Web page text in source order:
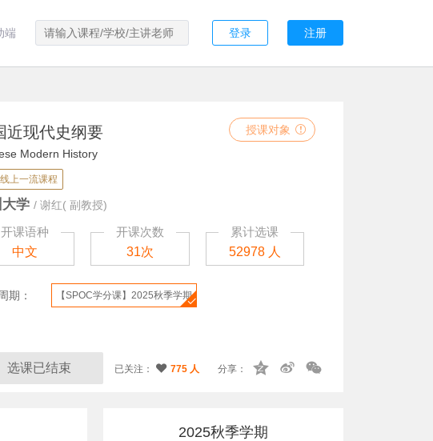
端 登录 注册
授课对象
近现代史纲要
Modern History
上一流课程
学 / 谢红( 副教授)
开课语种
中文
开课次数
31次
累计选课
52978 人
期： 【SPOC学分课】2025秋季学期
选课已结束 已关注： 775 人 分享：
2025秋季学期